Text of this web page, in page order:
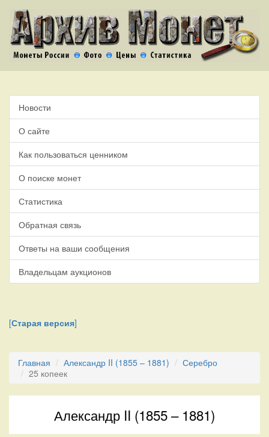
Новости
О сайте
Как пользоваться ценником
О поиске монет
Статистика
Обратная связь
Ответы на ваши сообщения
Владельцам аукционов
[Старая версия]
Главная Александр II (1855 – 1881)
Серебро
25 копеек
Александр II (1855 – 1881)